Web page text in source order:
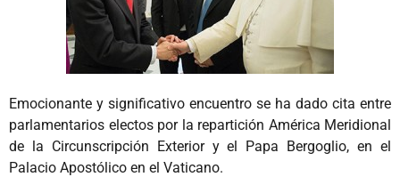
Emocionante y significativo encuentro se ha dado cita entre
parlamentarios electos por la repartición América Meridional
de la Circunscripción Exterior y el Papa Bergoglio, en el
Palacio Apostólico en el Vaticano.